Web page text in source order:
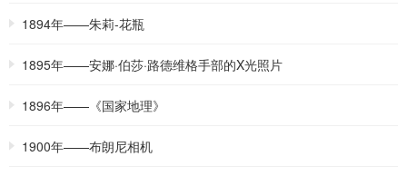
1894年——朱莉-花瓶
1895年——安娜·伯莎·路德维格手部的X光照片
1896年——《国家地理》
1900年——布朗尼相机